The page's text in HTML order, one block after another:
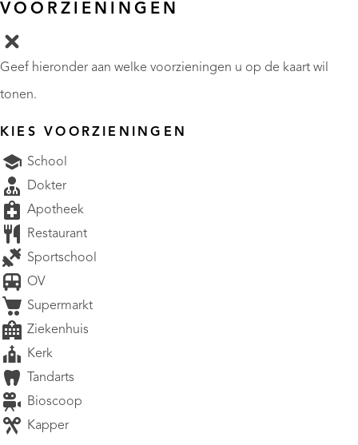
VOORZIENINGEN
Geef hieronder aan welke voorzieningen u op de kaart wil
tonen.
KIES VOORZIENINGEN
School
Dokter
Apotheek
Restaurant
Sportschool
OV
Supermarkt
Ziekenhuis
Kerk
Tandarts
Bioscoop
Kapper